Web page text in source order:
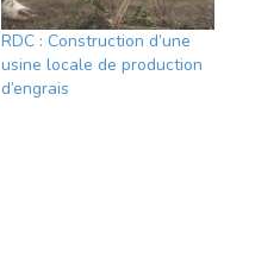
RDC : Construction d’une
usine locale de production
d’engrais